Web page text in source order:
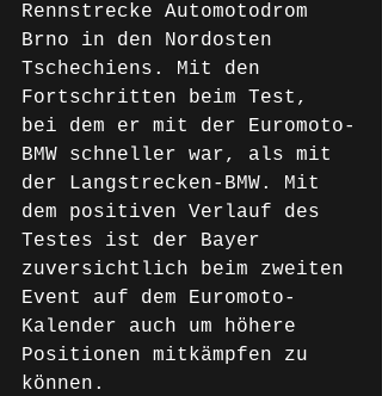
Rennstrecke Automotodrom
Brno in den Nordosten
Tschechiens. Mit den
Fortschritten beim Test,
bei dem er mit der Euromoto-
BMW schneller war, als mit
der Langstrecken-BMW. Mit
dem positiven Verlauf des
Testes ist der Bayer
zuversichtlich beim zweiten
Event auf dem Euromoto-
Kalender auch um höhere
Positionen mitkämpfen zu
können.